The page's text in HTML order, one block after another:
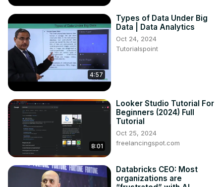
4:57
Types of Data Under Big
Data | Data Analytics
Oct 24, 2024
Tutorialspoint
8:01
Looker Studio Tutorial For
Beginners (2024) Full
Tutorial
Oct 25, 2024
freelancingspot.com
Databricks CEO: Most
organizations are